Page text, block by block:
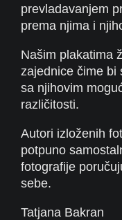
prevladavanjem
prema njima i
Našim plakatima
zajednice čime bi
sa njihovim
različitosti.
Autori izloženih
potpuno
fotografije
sebe.
Tatjana Bakran